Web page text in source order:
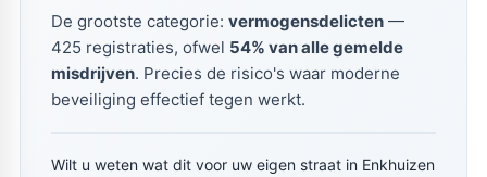
De grootste categorie: vermogensdelicten—
425 registraties, ofwel 54% van alle gemelde
misdrijven. Precies de risico's waar moderne
beveiliging effectief tegen werkt.
Wilt u weten wat dit voor uw eigen straat in Enkhuizen